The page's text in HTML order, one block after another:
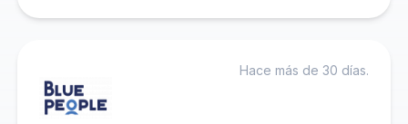
Hace más de 30 días.